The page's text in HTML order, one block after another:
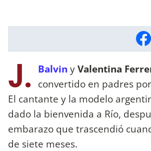
J. Balvin yValentina
convertido en padres
El cantante y la modelo
dado la bienvenida a Río,
embarazo que trascendió
de siete meses.